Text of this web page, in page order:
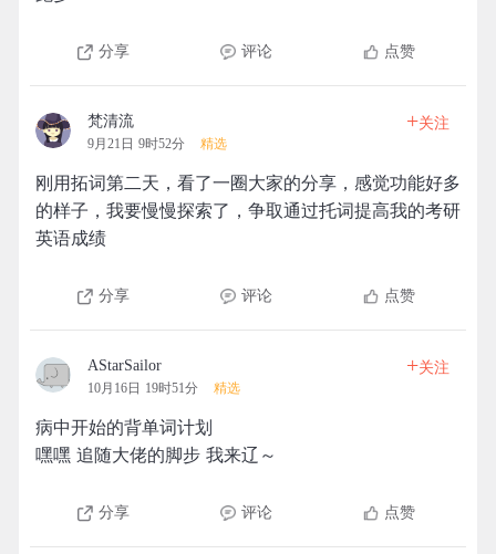
分享 评论 点赞
梵清流
9月21日 9时52分 精选
+关注
刚用拓词第二天，看了一圈大家的分享，感觉功能好多
的样子，我要慢慢探索了，争取通过托词提高我的考研
英语成绩
分享 评论 点赞
AStarSailor
10月16日 19时51分 精选
+关注
病中开始的背单词计划
嘿嘿 追随大佬的脚步 我来辽～
分享 评论 点赞